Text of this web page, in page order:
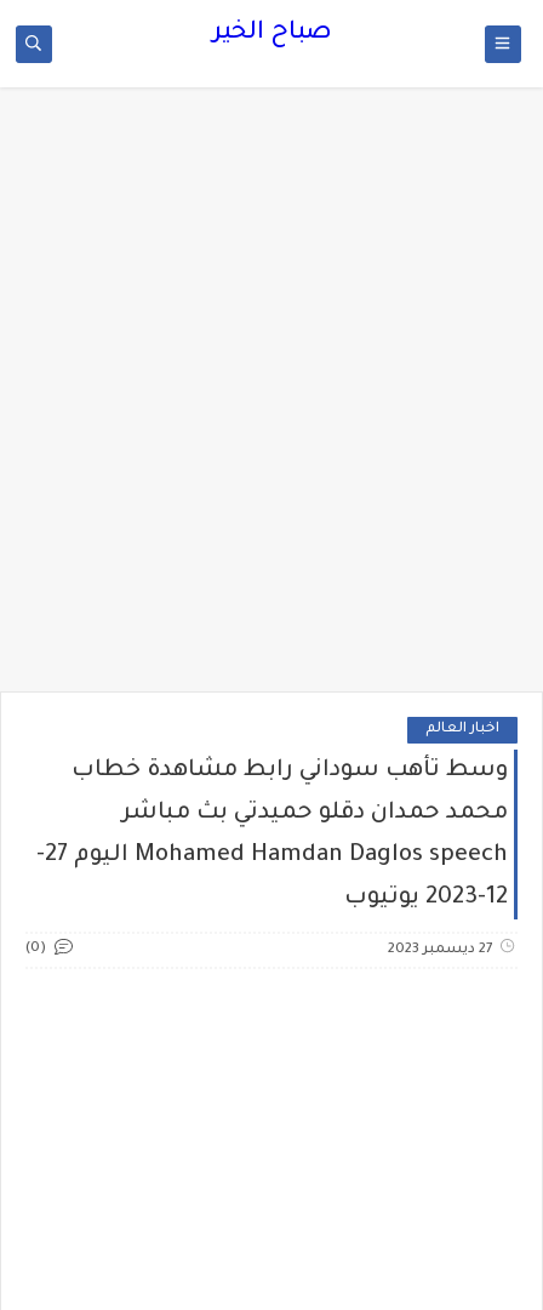
صباح الخير
اخبار العالم
وسط تأهب سوداني رابط مشاهدة خطاب
محمد حمدان دقلو حميدتي بث مباشر
Mohamed Hamdan Daglos speech اليوم 27-
12-2023 يوتيوب
27 ديسمبر 2023 (0)